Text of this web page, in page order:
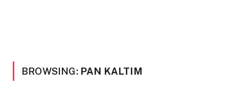
BROWSING: PAN KALTIM